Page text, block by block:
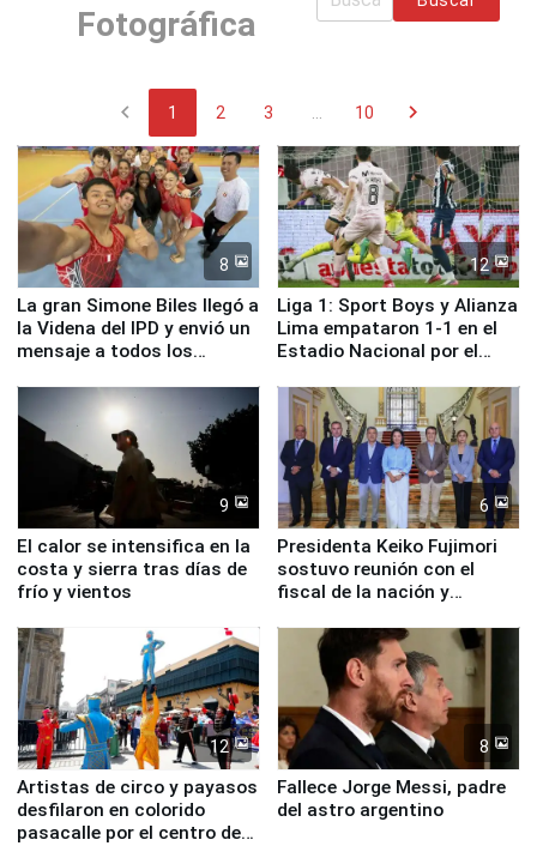
Fotográfica
chevron_left 1 2 3 10 chevron_right
8
La gran Simone Biles llegó a
la Videna del IPD y envió un
mensaje a todos los
12
Liga 1: Sport Boys y Alianza
Lima empataron 1-1 en el
Estadio Nacional por el
9
El calor se intensifica en la
costa y sierra tras días de
frío y vientos
6
Presidenta Keiko Fujimori
sostuvo reunión con el
fiscal de la nación y
12
Artistas de circo y payasos
desfilaron en colorido
pasacalle por el centro de
8
Fallece Jorge Messi, padre
del astro argentino